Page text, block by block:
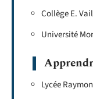
Collège E.
Université
Lycée